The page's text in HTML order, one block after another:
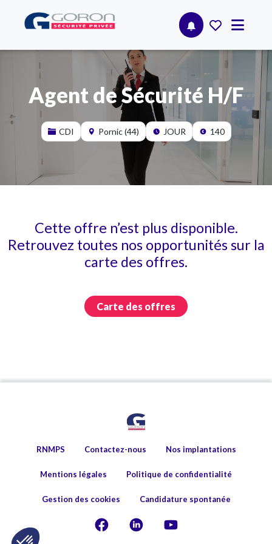
Agent de Sécurité H/F
CDI Pornic (44) JOUR 140
Cette offre n’est plus disponible.
Retrouvez toutes nos opportunités sur la
carte des offres.
Carte des offres
RNMPS Contactez-nous Nos implantations
Mentions légales Politique de confidentialité
Gestion des cookies Candidature spontanée